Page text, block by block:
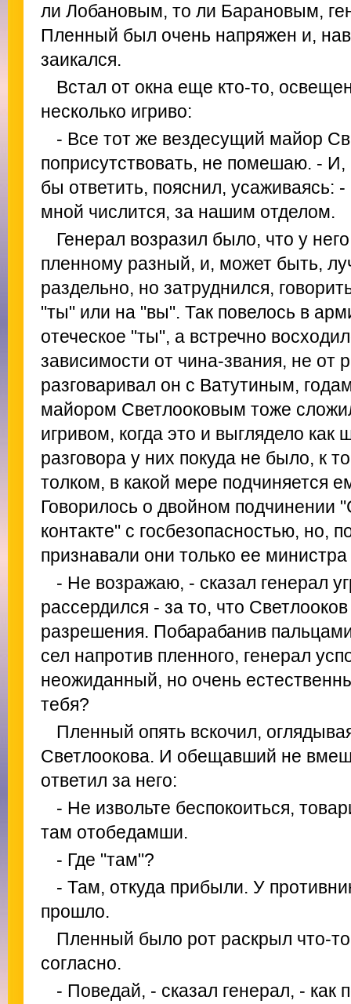
ли Лобановым, то ли Барановым,
Пленный был очень напряжен и,
заикался.
Встал от окна еще кто-то,
несколько игриво:
- Все тот же вездесущий майор
поприсутствовать, не помешаю. -
бы ответить, пояснил, усаживаясь:
мной числится, за нашим отделом.
Генерал возразил было, что у
пленному разный, и, может быть,
раздельно, но затруднился,
"ты" или на "вы". Так повелось в
отеческое "ты", а встречно
зависимости от чина-звания, не от
разговаривал он с Ватутиным,
майором Светлооковым тоже
игривом, когда это и выглядело как
разговора у них покуда не было, к
толком, в какой мере подчиняется
Говорилось о двойном подчинении
контакте" с госбезопасностью, но,
признавали они только ее
- Не возражаю, - сказал генерал
рассердился - за то, что
разрешения. Побарабанив
сел напротив пленного, генерал
неожиданный, но очень
тебя?
Пленный опять вскочил,
Светлоокова. И обещавший не
ответил за него:
- Не извольте беспокоиться,
там отобедамши.
- Где "там"?
- Там, откуда прибыли. У
прошло.
Пленный было рот раскрыл что-
согласно.
- Поведай, - сказал генерал, - как